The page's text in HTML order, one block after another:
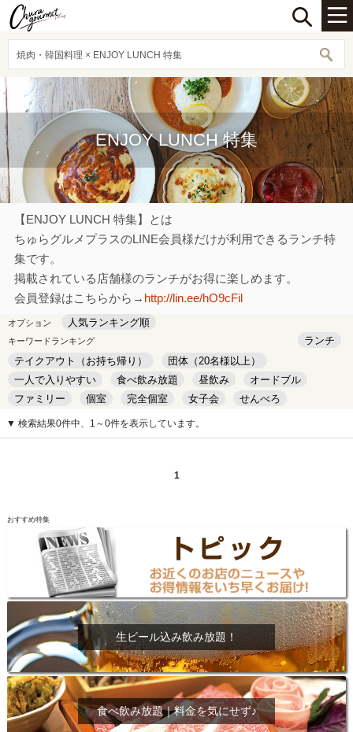
焼肉・韓国料理 × ENJOY LUNCH 特集
ENJOY LUNCH 特集
【ENJOY LUNCH 特集】とは
ちゅらグルメプラスのLINE会員様だけが利用できるランチ特
集です。
掲載されている店舗様のランチがお得に楽しめます。
会員登録はこちらから→ http://lin.ee/hO9cFil
オプション 人気ランキング順
キーワードランキング
ランチ
テイクアウト（お持ち帰り）
団体（20名様以上）
一人で入りやすい
食べ飲み放題 昼飲み
オードブル
ファミリー
個室 完全個室 女子会
せんべろ
キッズルーム
安い デート
▼ 検索結果0件中、1～0件を表示しています。
1
おすすめ特集
生ビール込み飲み放題！
食べ飲み放題｜料金を気にせず♪